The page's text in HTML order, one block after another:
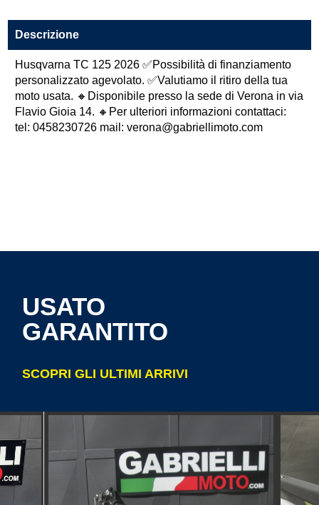
Descrizione
Husqvarna TC 125 2026 ✅Possibilità di finanziamento
personalizzato agevolato. ✅Valutiamo il ritiro della tua
moto usata. 🔸Disponibile presso la sede di Verona in via
Flavio Gioia 14. 🔸Per ulteriori informazioni contattaci:
tel: 0458230726 mail: verona@gabriellimoto.com
USATO
GARANTITO
SCOPRI GLI ULTIMI ARRIVI